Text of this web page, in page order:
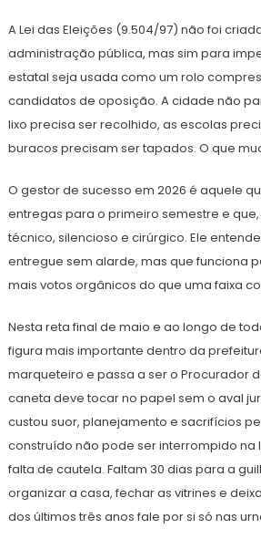
A Lei das Eleições (9.504/97) não foi
administração pública, mas sim para
estatal seja usada como um rolo
candidatos de oposição. A cidade não
lixo precisa ser recolhido, as escolas
buracos precisam ser tapados. O que
O gestor de sucesso em 2026 é aquele
entregas para o primeiro semestre e
técnico, silencioso e cirúrgico. Ele
entregue sem alarde, mas que funciona
mais votos orgânicos do que uma faixa
Nesta reta final de maio e ao longo de
figura mais importante dentro da
marqueteiro e passa a ser o Procurador
caneta deve tocar no papel sem o aval
custou suor, planejamento e sacrifícios
construído não pode ser interrompido na
falta de cautela. Faltam 30 dias para a
organizar a casa, fechar as vitrines e
dos últimos três anos fale por si só nas